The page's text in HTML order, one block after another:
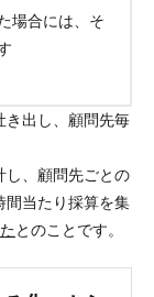
場合には、そ
出し、 顧問先毎
し、顧問先ごとの
間当たり採算を集
とのことです。